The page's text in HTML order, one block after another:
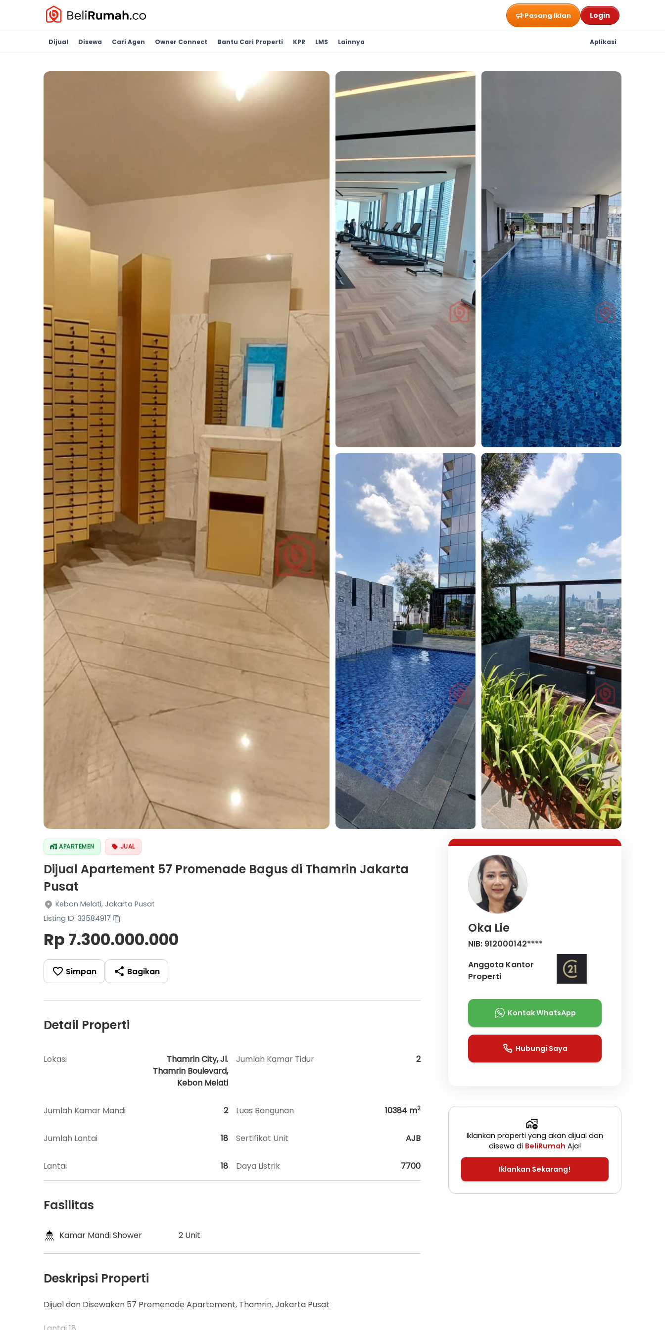
Pasang Iklan Login
Dijual Disewa Cari Agen Owner Connect Bantu Cari Properti KPR LMS Lainnya Aplikasi
Lihat Semua Foto
APARTEMEN JUAL
Dijual Apartement 57 Promenade Bagus di Thamrin Jakarta
Pusat
Kebon Melati, Jakarta Pusat
Listing ID: 33584917
Rp 7.300.000.000
Simpan Bagikan
Detail Properti
Lokasi
Thamrin City, Jl.
Thamrin Boulevard,
Kebon Melati
Jumlah Kamar Tidur 2
Jumlah Kamar Mandi 2 Luas Bangunan 10384 m2
Jumlah Lantai 18 Sertifikat Unit AJB
Lantai 18 Daya Listrik 7700
Fasilitas
Kamar Mandi Shower 2 Unit
Deskripsi Properti
Dijual dan Disewakan 57 Promenade Apartement, Thamrin, Jakarta Pusat
Oka Lie
NIB: 912000142****
Anggota Kantor
Properti
Kontak WhatsApp
Hubungi Saya
Iklankan properti yang akan dijual dan
disewa di BeliRumah Aja!
Iklankan Sekarang!